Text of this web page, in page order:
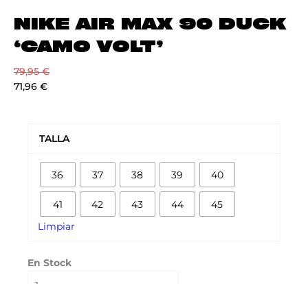
NIKE AIR MAX 90 DUCK
‘CAMO VOLT’
79,95€
71,96 €
TALLA
36 37 38 39 40
41 42 43 44 45
Limpiar
En Stock
DUCK
'CAMO
VOLT'
cantidad